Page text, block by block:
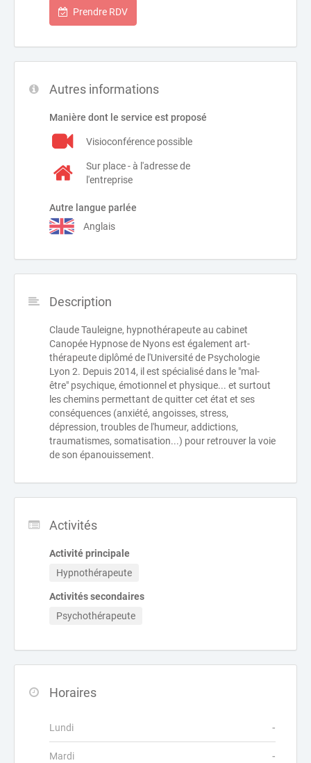
Prendre RDV
Autres informations
Manière dont le service est proposé
Visioconférence possible
Sur place - à l'adresse de
l'entreprise
Autre langue parlée
Anglais
Description
Claude Tauleigne, hypnothérapeute au cabinet
Canopée Hypnose de Nyons est également art-
thérapeute diplômé de l'Université de Psychologie
Lyon 2. Depuis 2014, il est spécialisé dans le "mal-
être" psychique, émotionnel et physique... et surtout
les chemins permettant de quitter cet état et ses
conséquences (anxiété, angoisses, stress,
dépression, troubles de l'humeur, addictions,
traumatismes, somatisation...) pour retrouver la voie
de son épanouissement.
Activités
Activité principale
Hypnothérapeute
Activités secondaires
Psychothérapeute
Horaires
Lundi -
Mardi -